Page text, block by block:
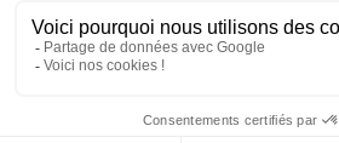
Service client
Nous contacter
Conseils